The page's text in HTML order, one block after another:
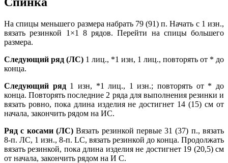
На спицы меньшего размера набрать 79 (91) п. Начать с 1 изн.,
вязать резинкой 1×1 8 рядов. Перейти на спицы большего
размера.
Следующий ряд (ЛС) 1 лиц., *1 изн, 1 лиц., повторять от * до
конца.
Следующий ряд1 изн, *1 лиц., 1 изн.; повторять от * до
конца. Повторять последние 2 ряда для выполнения резинки и
вязать ровно, пока длина изделия не достигнет 14 (15) см от
начала, закончить рядом на ИС.
Ряд с косами (ЛС)Вязать резинкой первые 31 (37) п., вязать
8-п. ЛС, 1 изн., 8-п. LС, вязать резинкой до конца. Продолжать
вязать резинкой, пока длина изделия не достигнет 19 (20,5) см
от начала, закончить рядом на И С.